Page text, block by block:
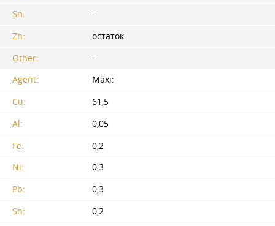
Sn:
-
Zn:
остаток
Other:
-
Agent:
Maxi:
Cu:
61,5
Al:
0,05
Fe:
0,2
Ni:
0,3
Pb:
0,3
Sn:
0,2